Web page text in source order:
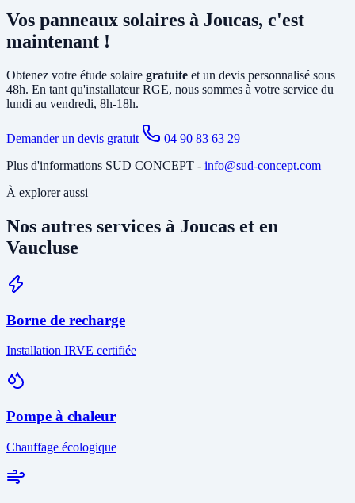
existant et le tirage de câbles DC depuis la toiture. Si votre tableau
est ancien ou sous-dimensionné, une mise à jour partielle peut être
nécessaire. Notre étude gratuite à Joucas identifie tous les travaux
Vos panneaux solaires à Joucas, c'est
maintenant !
Obtenez votre étude solaire gratuite et un devis personnalisé sous
48h. En tant qu'installateur RGE, nous sommes à votre service du
lundi au vendredi, 8h-18h.
Demander un devis gratuit
04 90 83 63 29
Plus d'informations SUD CONCEPT - info@sud-concept.com
À explorer aussi
Nos autres services à Joucas et en
Vaucluse
Borne de recharge
Installation IRVE certifiée
Pompe à chaleur
Chauffage écologique